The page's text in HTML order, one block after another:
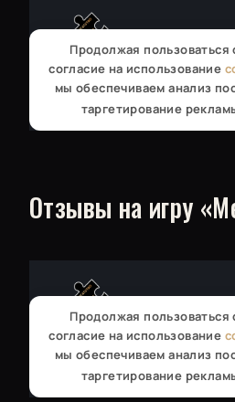
Отзывы на игру